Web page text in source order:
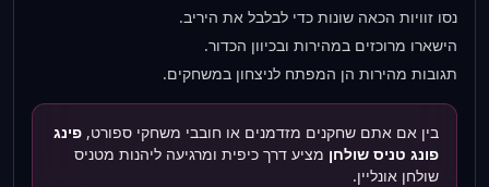
נסו זוויות הכאה שונות כדי לבלבל את היריב.
הישארו מרוכזים במהירות ובכיוון הכדור.
תגובות מהירות הן המפתח לניצחון במשחקים.
בין אם אתם שחקנים מזדמנים או חובבי משחקי ספורט, פינג
פונג טניס שולחן מציע דרך כיפית ומרגיעה ליהנות מטניס
שולחן אונליין.